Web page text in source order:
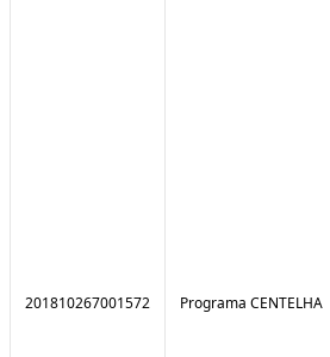
201810267001572 Programa CENTELHA